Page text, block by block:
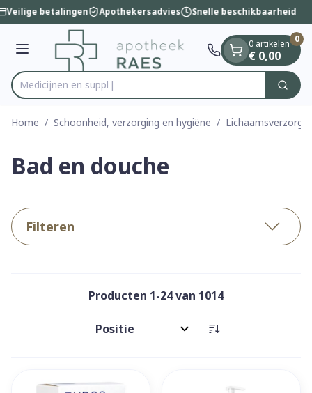
Ga naar de inhoud
1 van 1
Veilige betalingen Apothekersadvies Snelle beschikbaarheid
Menu
Product, merk, categorie... Zoek
0 artikelen
€ 0,00
0
Home / Schoonheid, verzorging en hygiëne /
Bad en douche
Filteren
Producten 1-24van 1014
Sorteer op: